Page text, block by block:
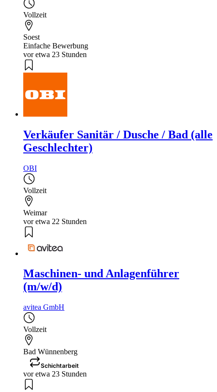
Vollzeit
Soest
Einfache Bewerbung
vor etwa 23 Stunden
Verkäufer Sanitär / Dusche / Bad (alle
Geschlechter)
OBI
Vollzeit
Weimar
vor etwa 22 Stunden
Maschinen- und Anlagenführer
(m/w/d)
avitea GmbH
Vollzeit
Bad Wünnenberg
Schichtarbeit
vor etwa 23 Stunden